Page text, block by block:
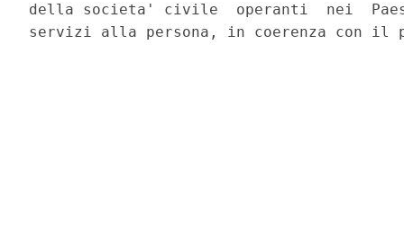
della societa' civile  operanti  nei